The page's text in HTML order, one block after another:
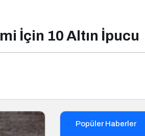
İçin 10 Altın İpucu
Popüler Haberler